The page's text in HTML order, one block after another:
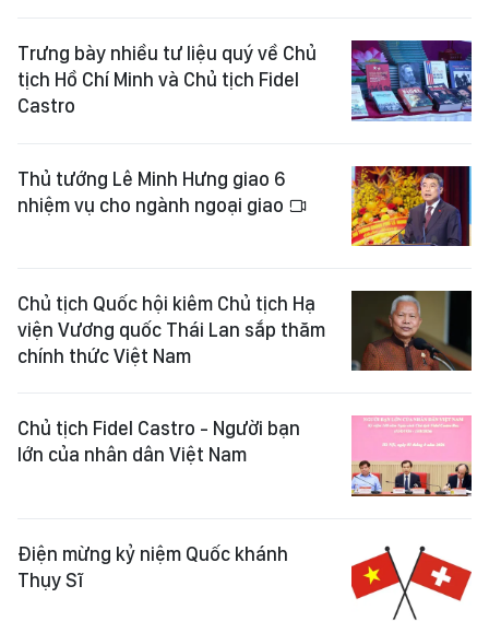
Trưng bày nhiều tư liệu quý về Chủ
tịch Hồ Chí Minh và Chủ tịch Fidel
Castro
Thủ tướng Lê Minh Hưng giao 6
nhiệm vụ cho ngành ngoại giao
Chủ tịch Quốc hội kiêm Chủ tịch Hạ
viện Vương quốc Thái Lan sắp thăm
chính thức Việt Nam
Chủ tịch Fidel Castro - Người bạn
lớn của nhân dân Việt Nam
Điện mừng kỷ niệm Quốc khánh
Thụy Sĩ